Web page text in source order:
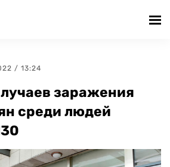
/ 13:24
заражения
среди людей